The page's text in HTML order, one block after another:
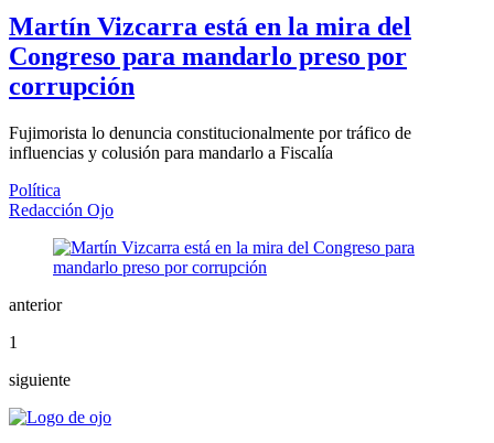
Martín Vizcarra está en la mira del
Congreso para mandarlo preso por
corrupción
Fujimorista lo denuncia constitucionalmente por tráfico de
influencias y colusión para mandarlo a Fiscalía
Política
Redacción Ojo
anterior
1
siguiente